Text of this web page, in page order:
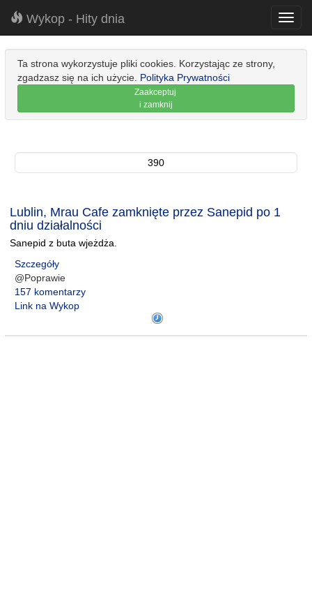
Wykop - Hity dnia
Ta strona wykorzystuje pliki cookies. Korzystając ze strony,
zgadzasz się na ich użycie. Polityka Prywatności
Zaakceptuj
i zamknij
390
Lublin, Mrau Cafe zamknięte przez Sanepid po 1
dniu działalności
Sanepid z buta wjeżdża.
Szczegóły
@Poprawie
157 komentarzy
Link na Wykop